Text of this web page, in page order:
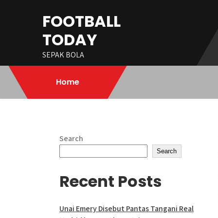
FOOTBALL
TODAY
SEPAK BOLA
Home
Search
Search
Recent Posts
Unai Emery Disebut Pantas Tangani Real